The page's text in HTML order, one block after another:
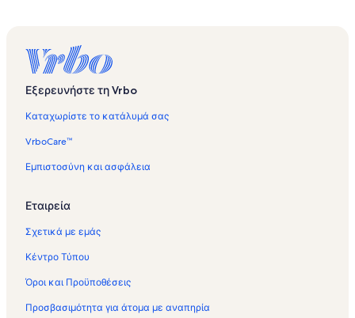
Εξερευνήστε τη Vrbo
Καταχωρίστε το κατάλυμά σας
VrboCare™
Εμπιστοσύνη και ασφάλεια
Εταιρεία
Σχετικά με εμάς
Κέντρο Τύπου
Όροι και Προϋποθέσεις
Προσβασιμότητα για άτομα με αναπηρία